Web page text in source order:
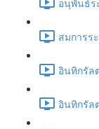
สมการร
อินทิกรัล
อินทิกรัล